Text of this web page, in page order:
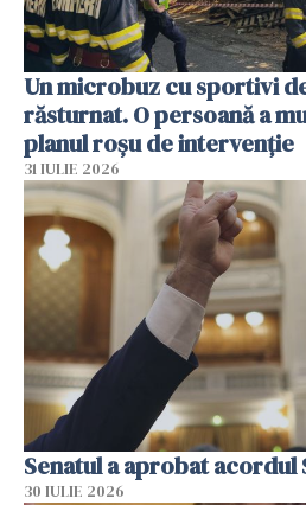
Un microbuz cu sportivi
răsturnat. O persoană a
planul roșu de intervenție
31 IULIE 2026
Senatul a aprobat acordul
30 IULIE 2026